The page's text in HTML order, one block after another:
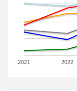
2021 2022